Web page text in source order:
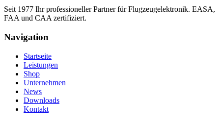
Seit 1977 Ihr professioneller Partner für Flugzeugelektronik. EASA,
FAA und CAA zertifiziert.
Navigation
Startseite
Leistungen
Shop
Unternehmen
News
Downloads
Kontakt